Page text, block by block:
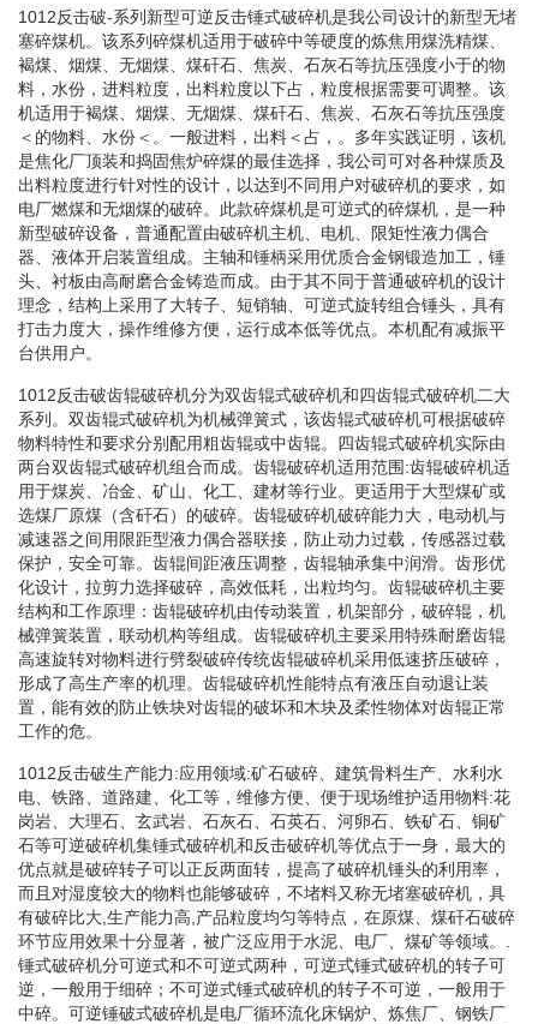
1012反击破-系列新型可逆反击锤式破碎机是我公司设计的新型无堵
塞碎煤机。该系列碎煤机适用于破碎中等硬度的炼焦用煤洗精煤、
褐煤、烟煤、无烟煤、煤矸石、焦炭、石灰石等抗压强度小于的物
料，水份，进料粒度，出料粒度以下占，粒度根据需要可调整。该
机适用于褐煤、烟煤、无烟煤、煤矸石、焦炭、石灰石等抗压强度
＜的物料、水份＜。一般进料，出料＜占，。多年实践证明，该机
是焦化厂顶装和捣固焦炉碎煤的最佳选择，我公司可对各种煤质及
出料粒度进行针对性的设计，以达到不同用户对破碎机的要求，如
电厂燃煤和无烟煤的破碎。此款碎煤机是可逆式的碎煤机，是一种
新型破碎设备，普通配置由破碎机主机、电机、限矩性液力偶合
器、液体开启装置组成。主轴和锤柄采用优质合金钢锻造加工，锤
头、衬板由高耐磨合金铸造而成。由于其不同于普通破碎机的设计
理念，结构上采用了大转子、短销轴、可逆式旋转组合锤头，具有
打击力度大，操作维修方便，运行成本低等优点。本机配有减振平
台供用户。
1012反击破齿辊破碎机分为双齿辊式破碎机和四齿辊式破碎机二大
系列。双齿辊式破碎机为机械弹簧式，该齿辊式破碎机可根据破碎
物料特性和要求分别配用粗齿辊或中齿辊。四齿辊式破碎机实际由
两台双齿辊式破碎机组合而成。齿辊破碎机适用范围:齿辊破碎机适
用于煤炭、冶金、矿山、化工、建材等行业。更适用于大型煤矿或
选煤厂原煤（含矸石）的破碎。齿辊破碎机破碎能力大，电动机与
减速器之间用限距型液力偶合器联接，防止动力过载，传感器过载
保护，安全可靠。齿辊间距液压调整，齿辊轴承集中润滑。齿形优
化设计，拉剪力选择破碎，高效低耗，出粒均匀。齿辊破碎机主要
结构和工作原理：齿辊破碎机由传动装置，机架部分，破碎辊，机
械弹簧装置，联动机构等组成。齿辊破碎机主要采用特殊耐磨齿辊
高速旋转对物料进行劈裂破碎传统齿辊破碎机采用低速挤压破碎，
形成了高生产率的机理。齿辊破碎机性能特点有液压自动退让装
置，能有效的防止铁块对齿辊的破坏和木块及柔性物体对齿辊正常
工作的危。
1012反击破生产能力:应用领域:矿石破碎、建筑骨料生产、水利水
电、铁路、道路建、化工等，维修方便、便于现场维护适用物料:花
岗岩、大理石、玄武岩、石灰石、石英石、河卵石、铁矿石、铜矿
石等可逆破碎机集锤式破碎机和反击破碎机等优点于一身，最大的
优点就是破碎转子可以正反两面转，提高了破碎机锤头的利用率，
而且对湿度较大的物料也能够破碎，不堵料又称无堵塞破碎机，具
有破碎比大,生产能力高,产品粒度均匀等特点，在原煤、煤矸石破碎
环节应用效果十分显著，被广泛应用于水泥、电厂、煤矿等领域。.
锤式破碎机分可逆式和不可逆式两种，可逆式锤式破碎机的转子可
逆，一般用于细碎；不可逆式锤式破碎机的转子不可逆，一般用于
中碎。可逆锤破式破碎机是电厂循环流化床锅炉、炼焦厂、钢铁厂